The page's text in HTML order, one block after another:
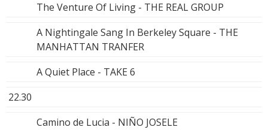
The Venture Of Living - THE REAL GROUP
A Nightingale Sang In Berkeley Square - THE
MANHATTAN TRANFER
A Quiet Place - TAKE 6
22.30
Camino de Lucia - NIÑO JOSELE